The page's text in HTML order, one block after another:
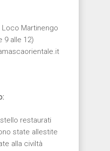
Loco Martinengo
9 alle 12)
restaurati
state allestite
alla civiltà